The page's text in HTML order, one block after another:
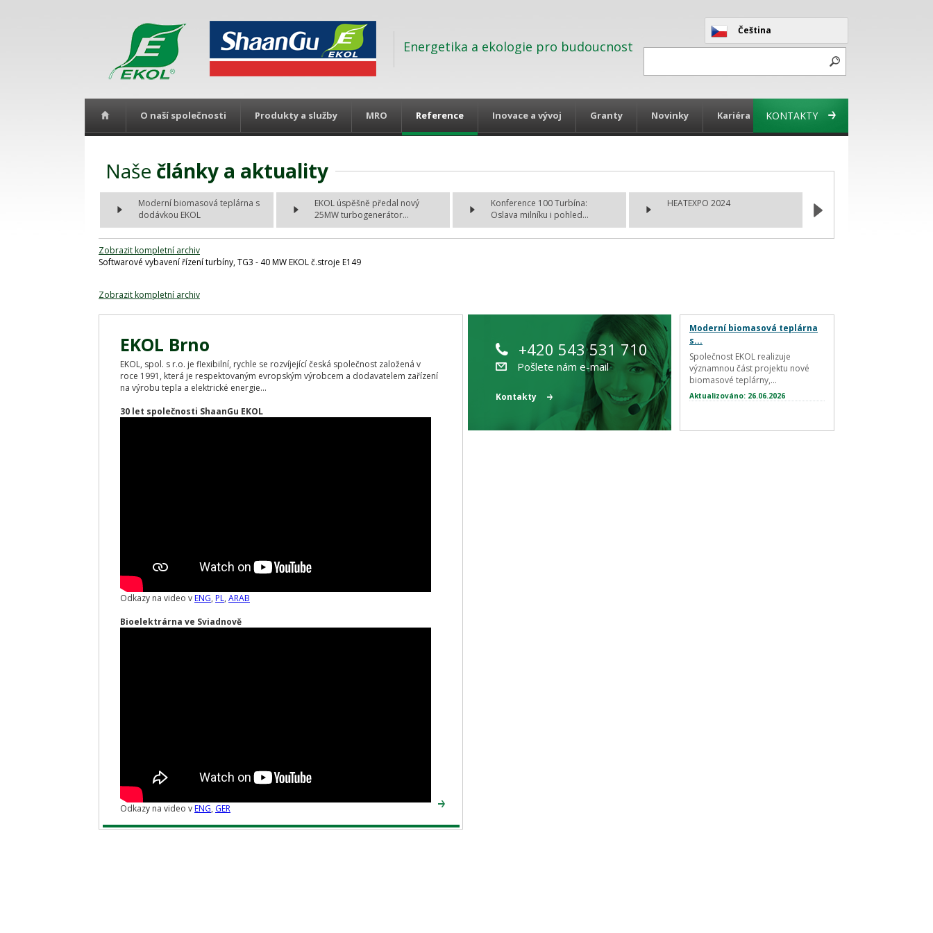
Energetika a ekologie pro budoucnost
Čeština
O naší společnosti Produkty a služby MRO Reference Inovace a vývoj Granty Novinky Kariéra KONTAKTY
Naše články a aktuality
Moderní biomasová teplárna s
dodávkou EKOL
EKOL úspěšně předal nový
25MW turbogenerátor...
Konference 100 Turbína:
Oslava milníku i pohled...
HEATEXPO 2024
Zobrazit kompletní archiv
Softwarové vybavení řízení turbíny, TG3 - 40 MW EKOL č.stroje E149
Zobrazit kompletní archiv
EKOL Brno
EKOL, spol. s r.o. je flexibilní, rychle se rozvíjející česká společnost založená v
roce 1991, která je respektovaným evropským výrobcem a dodavatelem zařízení
na výrobu tepla a elektrické energie...
30 let společnosti ShaanGu EKOL
Odkazy na video vENG, PL, ARAB
Bioelektrárna ve Sviadnově
Odkazy na video vENG, GER
+420 543 531 710
Pošlete nám e-mail
Kontakty
Moderní biomasová teplárna
s...
Společnost EKOL realizuje
významnou část projektu nové
biomasové teplárny,...
Aktualizováno: 26.06.2026